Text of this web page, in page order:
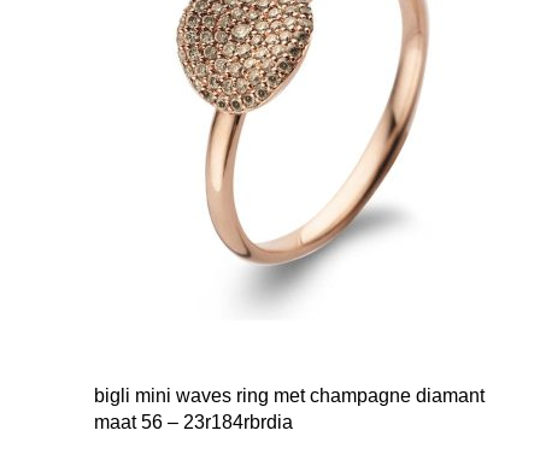
bigli mini waves ring met champagne diamant
maat 56 – 23r184rbrdia